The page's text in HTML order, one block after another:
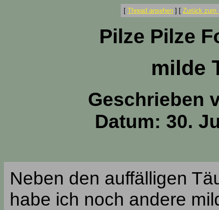
[ Thread ansehen ] [ Zurück zum
Pilze Pilze
milde
Geschrieben
Datum: 30.
Neben den auffälligen
habe ich noch andere